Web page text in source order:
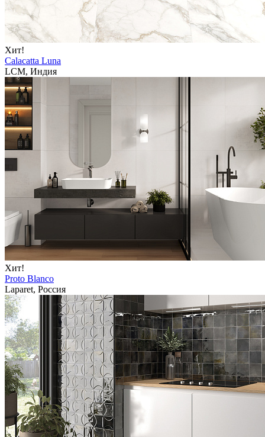
Хит!
Calacatta Luna
LCM, Индия
Хит!
Proto Blanco
Laparet, Россия